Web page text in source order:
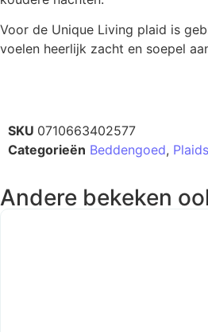
Voor de Unique Living plaid is
voelen heerlijk zacht en soepel
SKU 0710663402577
Categorieën Beddengoed,
Andere bekeken